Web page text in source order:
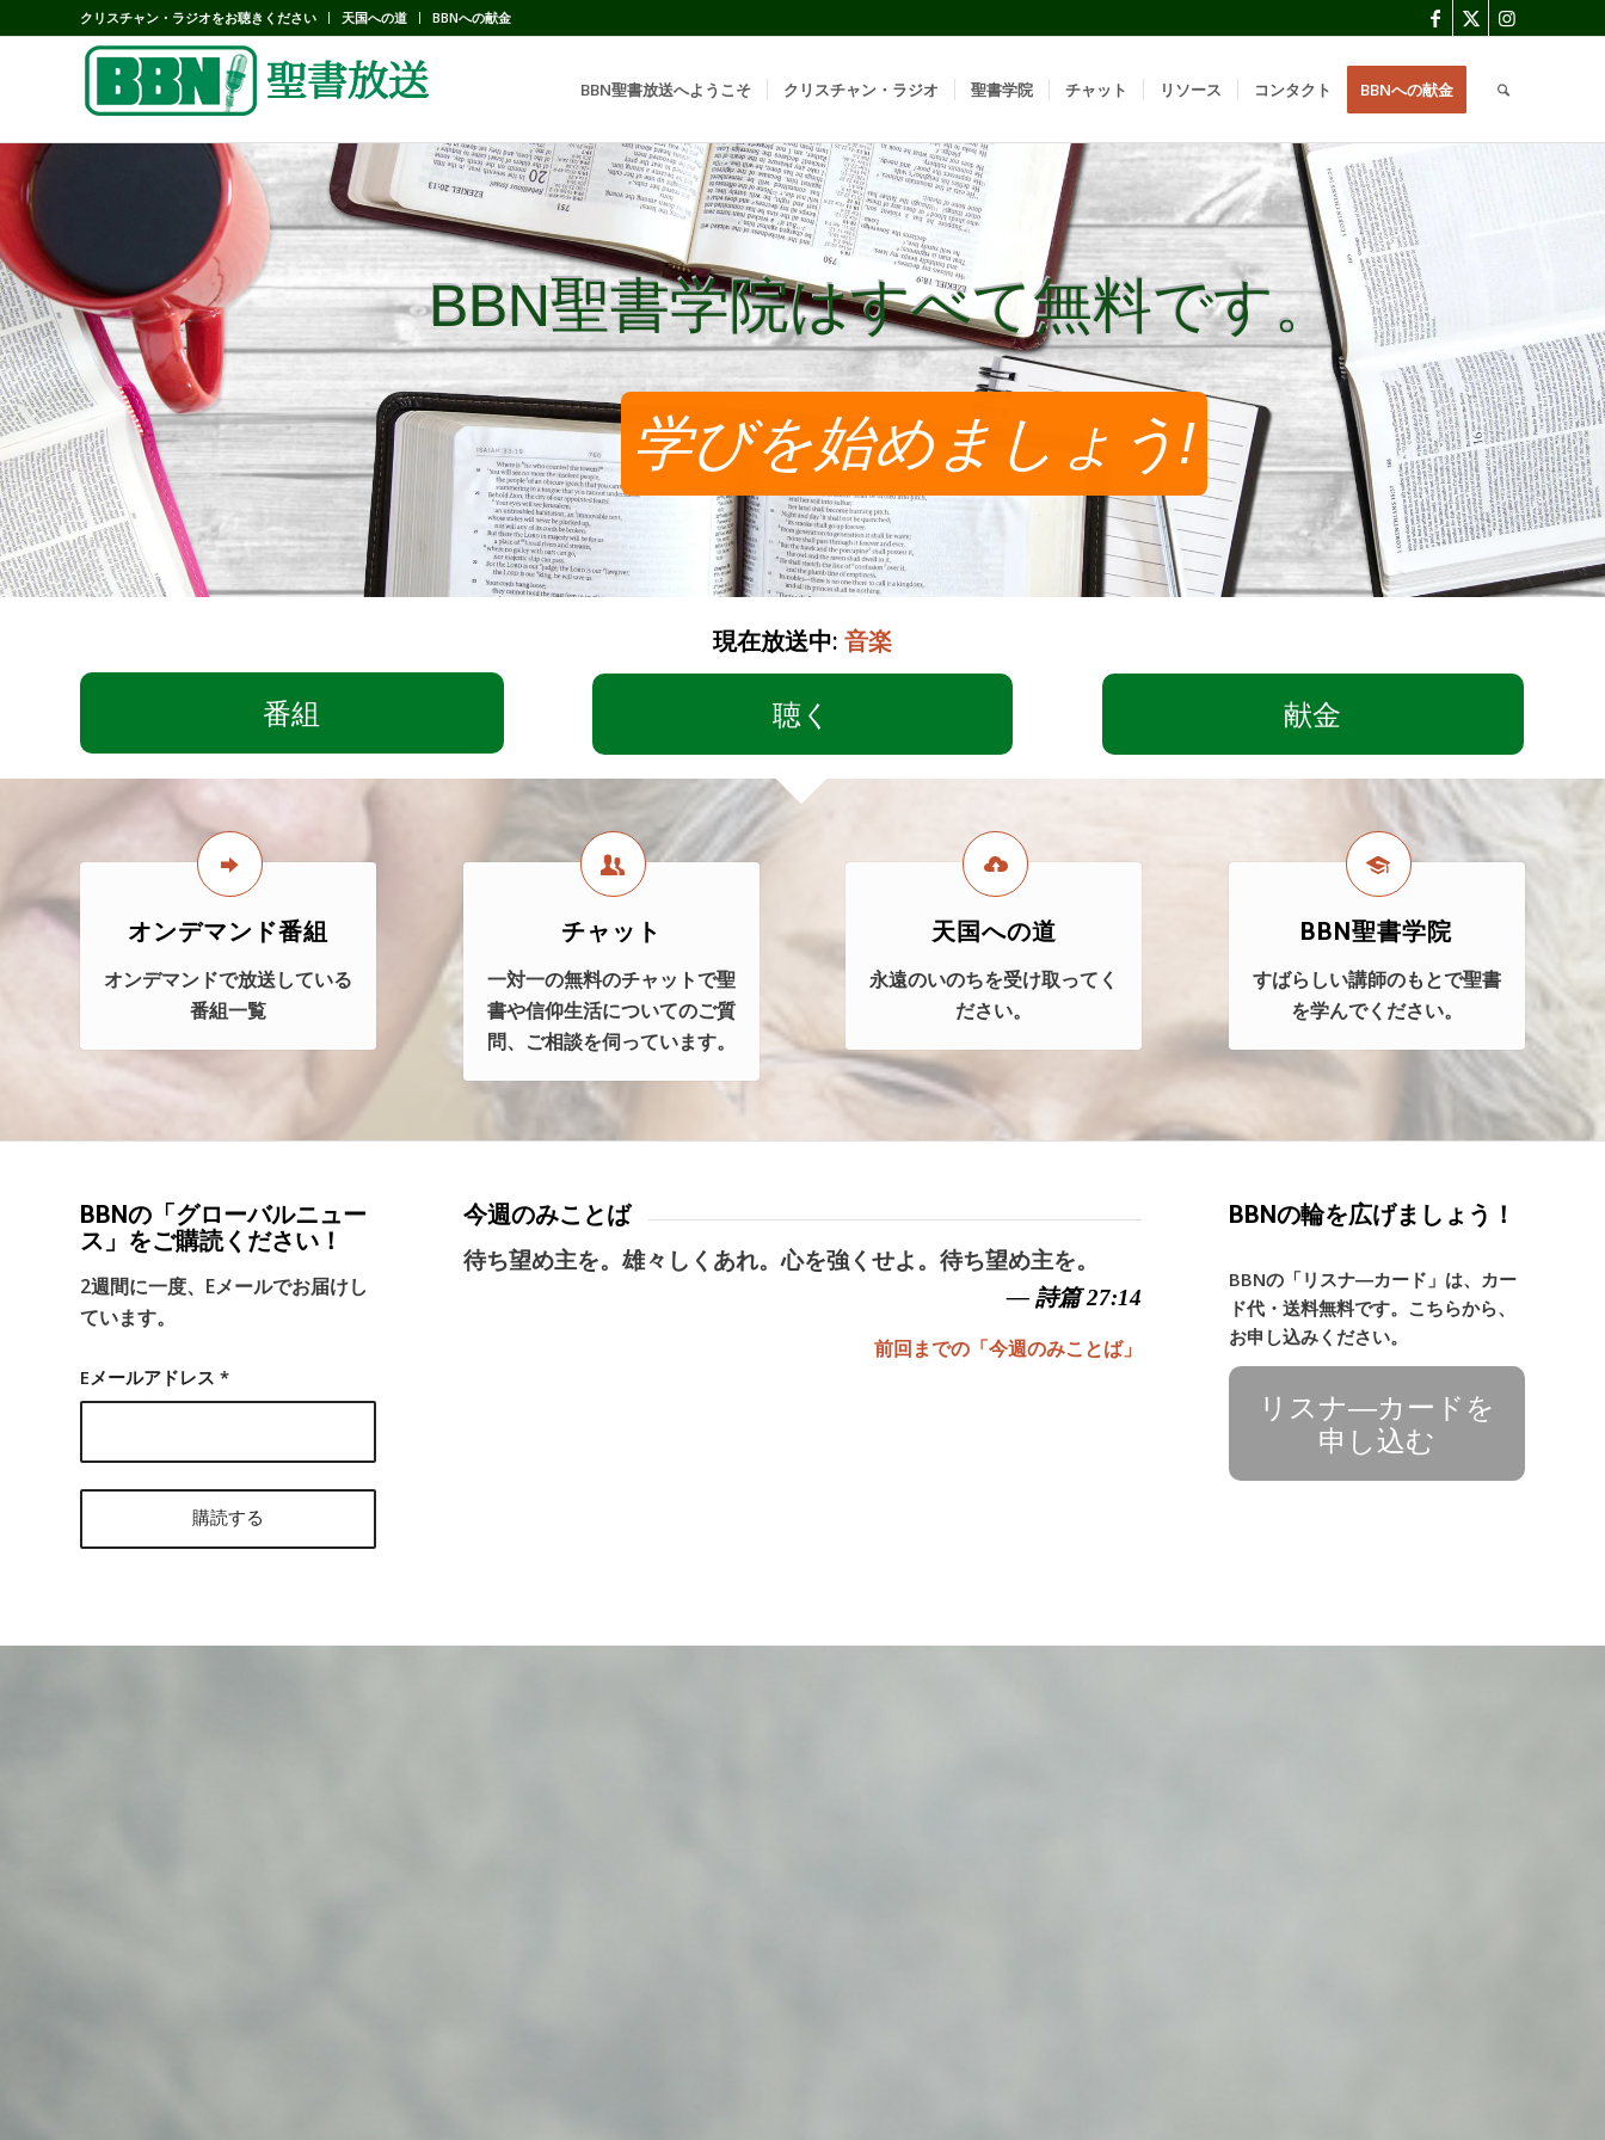
クリスチャン・ラジオをお聴きください 天国への道 BBNへの献金
BBN聖書放送へようこそ クリスチャン・ラジオ 聖書学院 チャット リソース コンタクト BBNへの献金
BBN聖書学院はすべて無料です。
BBN聖書学院はすべて無料です。
学びを始めましょう!
現在放送中: 音楽
番組 聴く 献金
オンデマンド番組
オンデマンドで放送している
番組一覧
チャット
一対一の無料のチャットで聖
書や信仰生活についてのご質
問、ご相談を伺っています。
天国への道
永遠のいのちを受け取ってく
ださい。
BBN聖書学院
すばらしい講師のもとで聖書
を学んでください。
BBNの「グローバルニュー
ス」をご購読ください！
2週間に一度、Eメールでお届けし
ています。
Eメールアドレス *
今週のみことば
待ち望め主を。雄々しくあれ。心を強くせよ。待ち望め主を。
— 詩篇 27:14
前回までの「今週のみことば」
BBNの輪を広げましょう！
BBNの「リスナ―カード」は、カー
ド代・送料無料です。こちらから、
お申し込みください。
リスナ―カードを
申し込む